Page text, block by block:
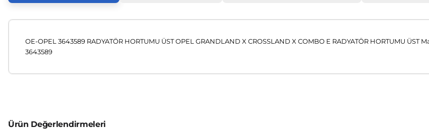
OE-OPEL 3643589 RADYATÖR HORTUMU ÜST OPEL GRANDLAND X CROSSLAND X COMBO E RADYATÖR HORTUMU
3643589